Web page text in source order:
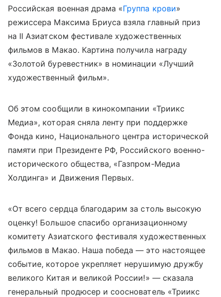
Российская военная драма «Группа крови»
режиссера Максима Бриуса взяла главный приз
на II Азиатском фестивале художественных
фильмов в Макао. Картина получила награду
«Золотой буревестник» в номинации «Лучший
художественный фильм».
Об этом сообщили в кинокомпании «Триикс
Медиа», которая сняла ленту при поддержке
Фонда кино, Национального центра исторической
памяти при Президенте РФ, Российского военно-
исторического общества, «Газпром-Медиа
Холдинга» и Движения Первых.
«От всего сердца благодарим за столь высокую
оценку! Большое спасибо организационному
комитету Азиатского фестиваля художественных
фильмов в Макао. Наша победа — это настоящее
событие, которое укрепляет нерушимую дружбу
великого Китая и великой России!» — сказала
генеральный продюсер и сооснователь «Триикс